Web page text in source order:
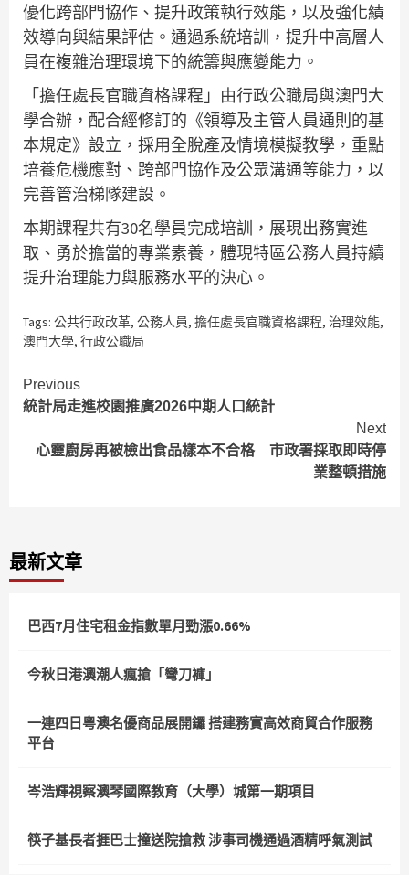
優化跨部門協作、提升政策執行效能，以及強化績
效導向與結果評估。通過系統培訓，提升中高層人
員在複雜治理環境下的統籌與應變能力。
「擔任處長官職資格課程」由行政公職局與澳門大
學合辦，配合經修訂的《領導及主管人員通則的基
本規定》設立，採用全脫產及情境模擬教學，重點
培養危機應對、跨部門協作及公眾溝通等能力，以
完善管治梯隊建設。
本期課程共有30名學員完成培訓，展現出務實進
取、勇於擔當的專業素養，體現特區公務人員持續
提升治理能力與服務水平的決心。
Tags: 公共行政改革, 公務人員, 擔任處長官職資格課程, 治理效能,
澳門大學, 行政公職局
Continue
Reading
Previous
統計局走進校園推廣2026中期人口統計
Next
心靈廚房再被檢出食品樣本不合格 市政署採取即時停
業整頓措施
最新文章
巴西7月住宅租金指數單月勁漲0.66%
今秋日港澳潮人瘋搶「彎刀褲」
一連四日粵澳名優商品展開鑼 搭建務實高效商貿合作服務
平台
岑浩輝視察澳琴國際教育（大學）城第一期項目
筷子基長者捱巴士撞送院搶救 涉事司機通過酒精呼氣測試